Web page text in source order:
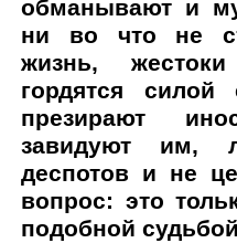
обманывают и
ни во что не
жизнь,
гордятся силой
презирают
завидуют им,
деспотов и не
вопрос: это
подобной